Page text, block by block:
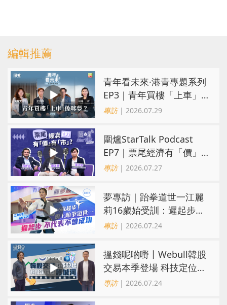
編輯推薦
青年看未來·港青專題系列
EP3｜青年買樓「上車」
係咪夢？ 觀念改變居住選
專訪| 2026.07.29
圍爐StarTalk Podcast
EP7｜票尾經濟有「價」
有「市」？「短期流量」
專訪| 2026.07.27
夢專訪｜跆拳道世一江麗
莉16歲始受訓：遲起步不
代表不會成功
專訪| 2026.07.24
搵錢呢啲嘢丨Webull韓股
交易本季登場 科技定位成
護城河 冀登港互聯網券商
專訪| 2026.07.24